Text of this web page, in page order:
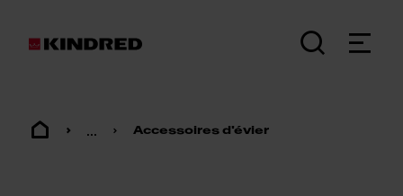
... Accessoires d'évier